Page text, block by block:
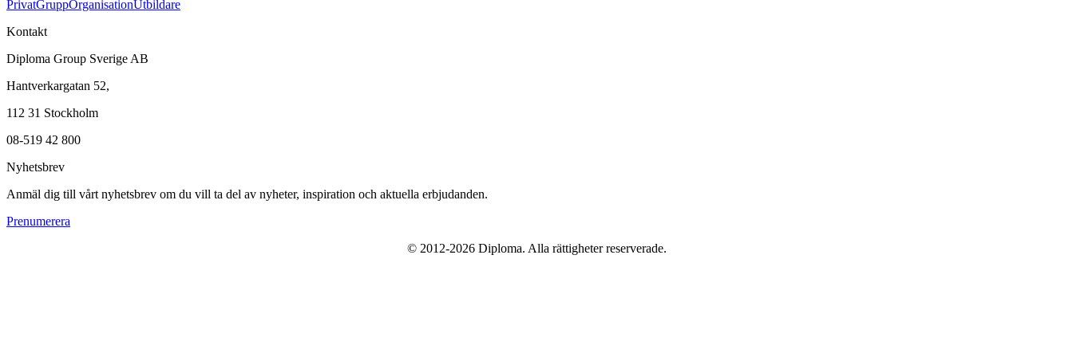
PrivatGruppOrganisationUtbildare
Kontakt
Diploma Group Sverige AB
Hantverkargatan 52,
112 31 Stockholm
08-519 42 800
Nyhetsbrev
Anmäl dig till vårt nyhetsbrev om du vill ta del av nyheter, inspiration och aktuella erbjudanden.
Prenumerera
© 2012-2026Diploma. Alla rättigheter reserverade.